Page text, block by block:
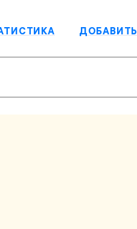
ДОБАВИТЬ